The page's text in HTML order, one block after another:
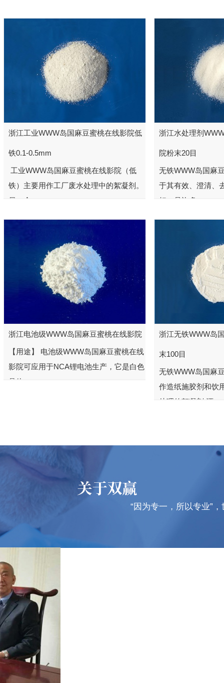
浙江工业WWW岛国麻豆蜜桃在线影院低
铁0.1-0.5mm
工业WWW岛国麻豆蜜桃在线影院（低
铁）主要用作工厂废水处理中的絮凝剂。
另一个...
浙江水处理剂
院粉末20目
无铁WWW岛国麻
于其有效、澄清、
好，是许多...
浙江电池级WWW岛国麻豆蜜桃在线影院
【用途】 电池级WWW岛国麻豆蜜桃在线
影院可应用于NCA锂电池生产，它是白色
晶体，...
浙江无铁WWW岛
末100目
无铁WWW岛国麻
作造纸施胶剂和饮
处理的絮凝剂,还...
“因为专一，所以专业”